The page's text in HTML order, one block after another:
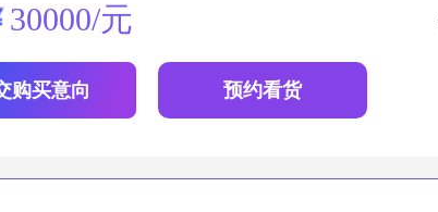
30000/元
购买意向 预约看货